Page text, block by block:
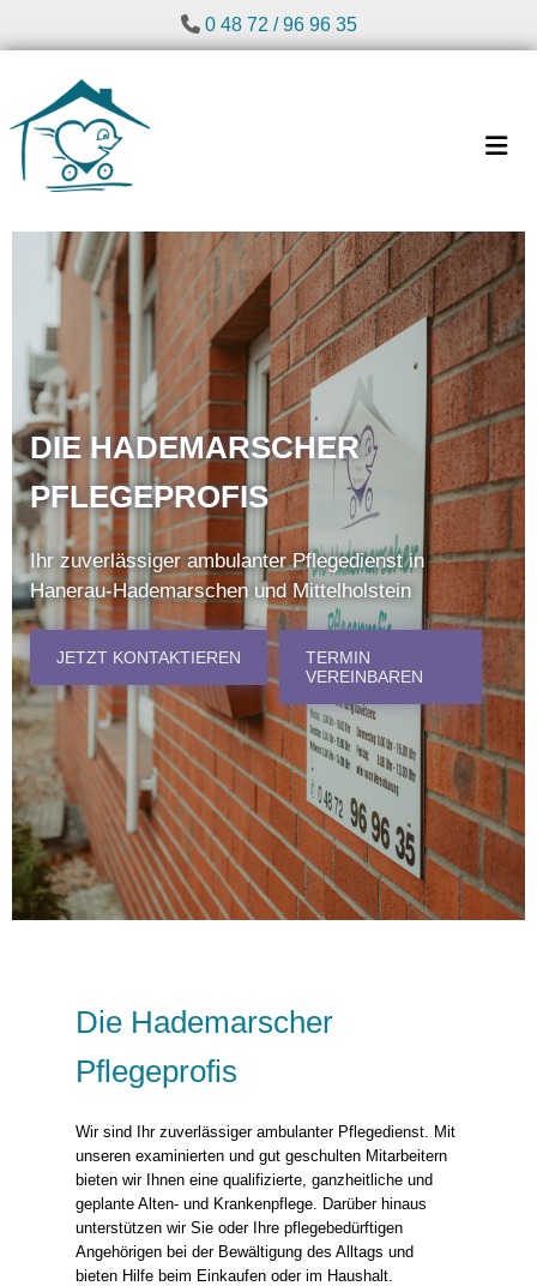
Zum Inhalt springen 0 48 72 / 96 96 35
DIE HADEMARSCHER
PFLEGEPROFIS
Ihr zuverlässiger ambulanter Pflegedienst in Hanerau-
Hademarschen und Mittelholstein
JETZT KONTAKTIEREN TERMIN VEREINBAREN
Die Hademarscher
Pflegeprofis
Wir sind Ihr zuverlässiger ambulanter Pflegedienst. Mit
unseren examinierten und gut geschulten Mitarbeitern
bieten wir Ihnen eine qualifizierte, ganzheitliche und
geplante Alten- und Krankenpflege. Darüber hinaus
unterstützen wir Sie oder Ihre pflegebedürftigen
Angehörigen bei der Bewältigung des Alltags und
bieten Hilfe beim Einkaufen oder im Haushalt.